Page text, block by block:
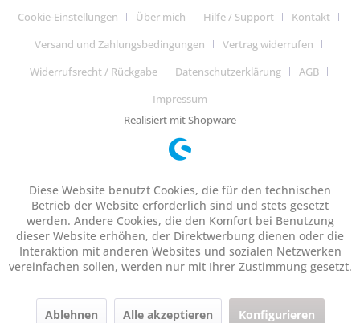
Cookie-Einstellungen Über mich Hilfe / Support
Kontakt
Versand und Zahlungsbedingungen
Vertrag widerrufen
Widerrufsrecht / Rückgabe
Datenschutzerklärung
AGB
Impressum
Realisiert mit Shopware
Diese Website benutzt Cookies, die für den technischen
Betrieb der Website erforderlich sind und stets gesetzt
werden. Andere Cookies, die den Komfort bei Benutzung
dieser Website erhöhen, der Direktwerbung dienen oder die
Interaktion mit anderen Websites und sozialen Netzwerken
vereinfachen sollen, werden nur mit Ihrer Zustimmung gesetzt.
Ablehnen Alle akzeptieren Konfigurieren